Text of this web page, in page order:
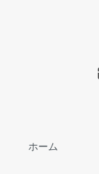
ホーム